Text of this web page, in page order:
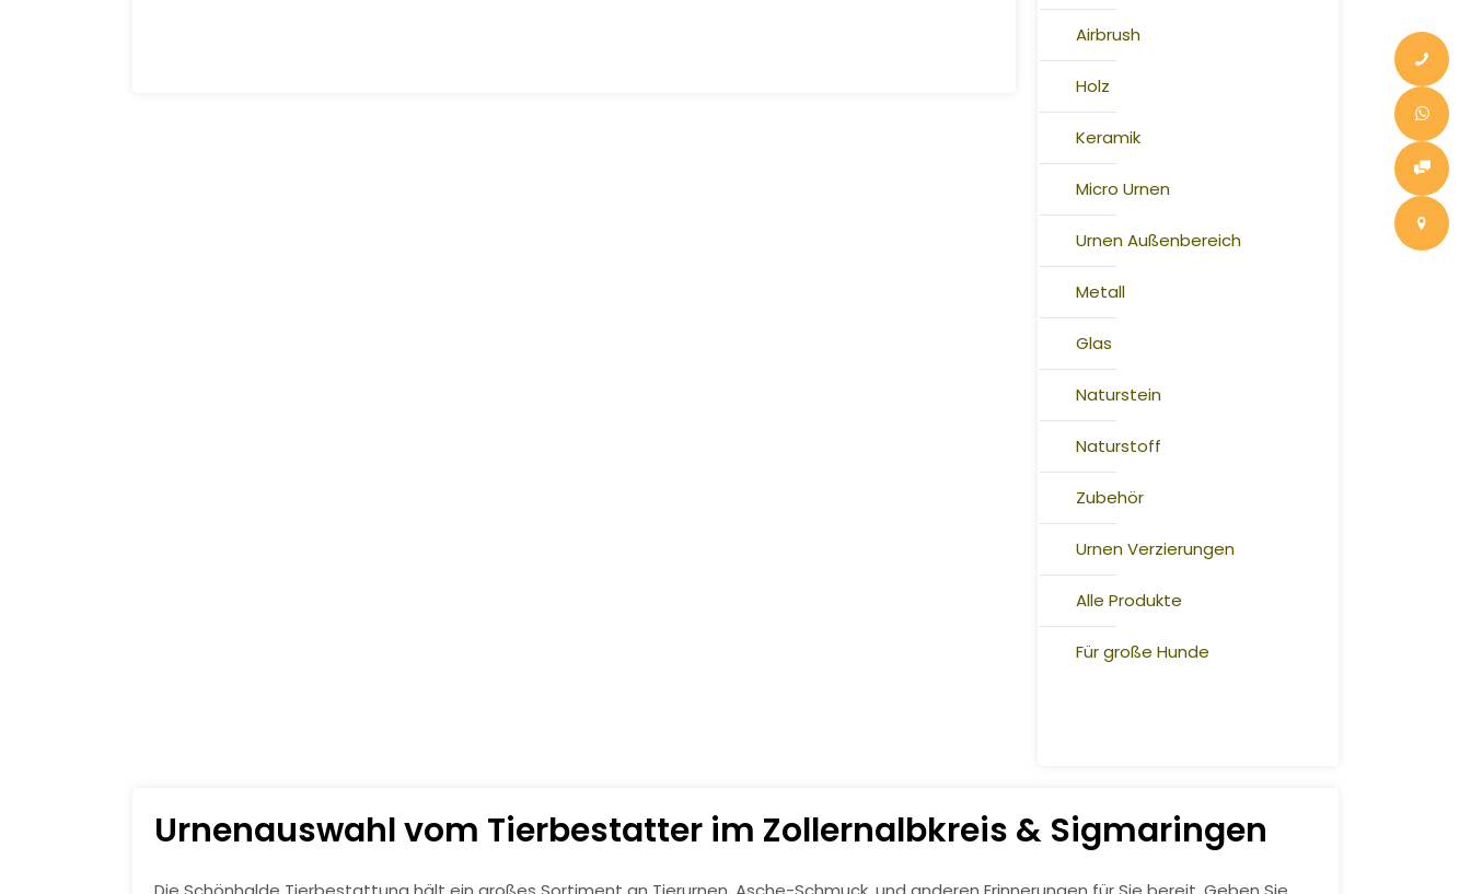
Airbrush
Holz
Keramik
Micro Urnen
Urnen Außenbereich
Metall
Glas
Naturstein
Naturstoff
Zubehör
Urnen Verzierungen
Alle Produkte
Für große Hunde
Urnenauswahl vom Tierbestatter im Zollernalbkreis & Sigmaringen